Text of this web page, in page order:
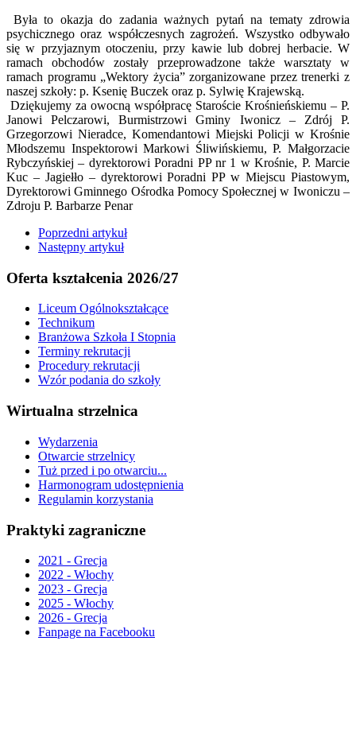
Była to okazja do zadania ważnych pytań na tematy zdrowia
psychicznego oraz współczesnych zagrożeń. Wszystko odbywało
się w przyjaznym otoczeniu, przy kawie lub dobrej herbacie. W
ramach obchodów zostały przeprowadzone także warsztaty w
ramach programu „Wektory życia” zorganizowane przez trenerki z
naszej szkoły: p. Ksenię Buczek oraz p. Sylwię Krajewską.
Dziękujemy za owocną współpracę Staroście Krośnieńskiemu – P.
Janowi Pelczarowi, Burmistrzowi Gminy Iwonicz – Zdrój P.
Grzegorzowi Nieradce, Komendantowi Miejski Policji w Krośnie
Młodszemu Inspektorowi Markowi Śliwińskiemu, P. Małgorzacie
Rybczyńskiej – dyrektorowi Poradni PP nr 1 w Krośnie, P. Marcie
Kuc – Jagiełło – dyrektorowi Poradni PP w Miejscu Piastowym,
Dyrektorowi Gminnego Ośrodka Pomocy Społecznej w Iwoniczu –
Zdroju P. Barbarze Penar
Poprzedni artykuł
Następny artykuł
Oferta kształcenia 2026/27
Liceum Ogólnokształcące
Technikum
Branżowa Szkoła I Stopnia
Terminy rekrutacji
Procedury rekrutacji
Wzór podania do szkoły
Wirtualna strzelnica
Wydarzenia
Otwarcie strzelnicy
Tuż przed i po otwarciu...
Harmonogram udostępnienia
Regulamin korzystania
Praktyki zagraniczne
2021 - Grecja
2022 - Włochy
2023 - Grecja
2025 - Włochy
2026 - Grecja
Fanpage na Facebooku